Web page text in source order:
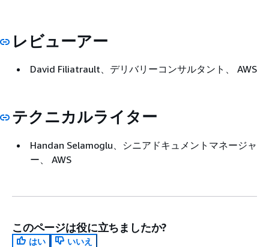
レビューアー
David Filiatrault、デリバリーコンサルタント、 AWS
テクニカルライター
Handan Selamoglu、シニアドキュメントマネージャ
ー、 AWS
このページは役に立ちましたか?
はい
いいえ